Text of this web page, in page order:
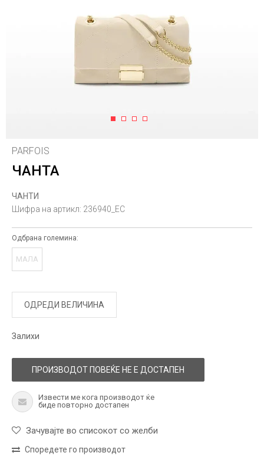
1 2 3 4
PARFOIS
ЧАНТА
ЧАНТИ
Шифра на артикл: 236940_EC
Одбрана големина:
МАЛА
ОДРЕДИ ВЕЛИЧИНА
Залихи
ПРОИЗВОДОТ ПОВЕЌЕ НЕ Е ДОСТАПЕН
Извести ме кога производот ќе
биде повторно достапен
Зачувајте во списокот со желби
Споредете го производот